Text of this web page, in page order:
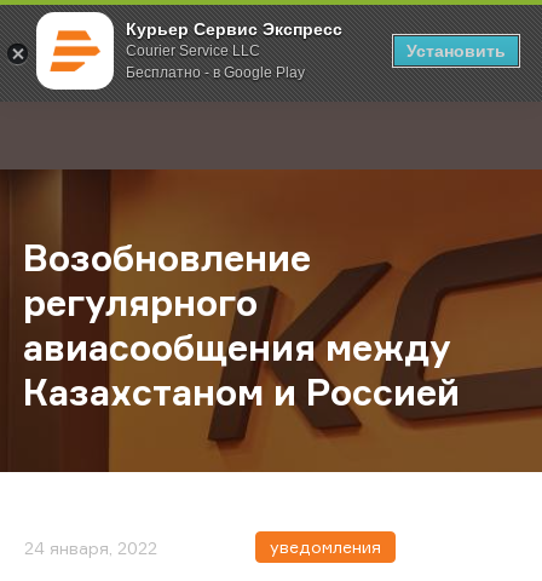
Курьер Сервис Экспресс
Courier Service LLC
Бесплатно - в Google Play
Установить
; Главная О компании Новости Возобновление регулярного
Возобновление
регулярного
авиасообщения между
Казахстаном и Россией
24 января, 2022 уведомления